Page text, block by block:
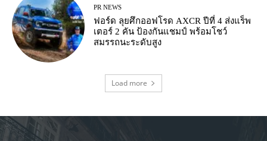
PR NEWS
ฟอร์ด ลุยศึกออฟโรด AXCR ปีที่ 4 ส่งแร็พ
เตอร์ 2 คัน ป้องกันแชมป์ พร้อมโชว์
สมรรถนะระดับสูง
Load more